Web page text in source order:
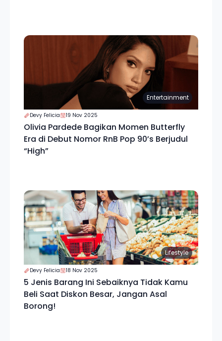
Entertainment
Devy Felicia 19 Nov 2025
Olivia Pardede Bagikan Momen Butterfly
Era di Debut Nomor RnB Pop 90’s Berjudul
“High”
Lifestyle
Devy Felicia 18 Nov 2025
5 Jenis Barang Ini Sebaiknya Tidak Kamu
Beli Saat Diskon Besar, Jangan Asal
Borong!